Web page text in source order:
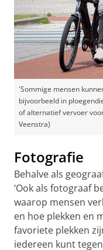
'Sommige mensen
bijvoorbeeld in
of alternatief vervoer
Veenstra)
Fotografie
Behalve als
‘Ook als fotograaf
waarop mensen
en hoe plekken en
favoriete plekken
iedereen kunt